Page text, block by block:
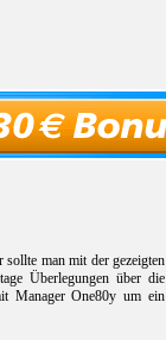
sollte man mit der gezeigten
Überlegungen über die
Manager One80y um ein